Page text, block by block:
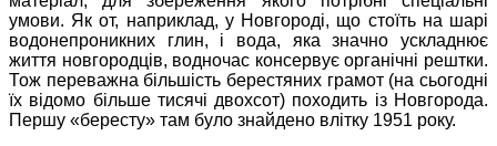
умови. Як от, наприклад, у Новгороді, що стоїть на шарі
водонепроникних глин, і вода, яка значно ускладнює
життя новгородців, водночас консервує органічні рештки.
Тож переважна більшість берестяних грамот (на сьогодні
їх відомо більше тисячі двохсот) походить із Новгорода.
Першу «бересту» там було знайдено влітку 1951 року.